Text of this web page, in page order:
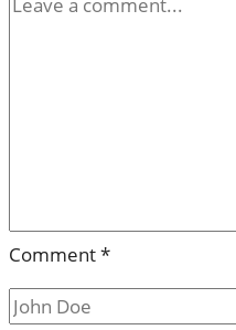
Comment*